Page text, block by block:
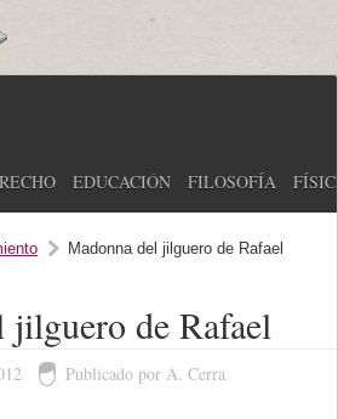
EDUCACIÓN FILOSOFÍA
Madonna del jilguero de Rafael
jilguero de Rafael
Publicado por A. Cerra